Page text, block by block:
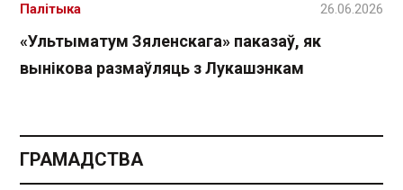
«Ультыматум Зяленскага» паказаў, як
вынікова размаўляць з Лукашэнкам
Палітыка 26.06.2026
ГРАМАДСТВА